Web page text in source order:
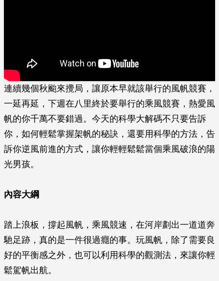
連續幾個秋颱來攪局，讓原本早就該舉行的風帆競賽，
一延再延，下週在八里終於要舉行的乘風競賽，熱愛風
帆的你千萬不要錯過。今天的科學大解碼不只要告訴
你，如何輕鬆掌握架帆的秘訣，還要用科學的方法，告
訴你逆風前進的方式，讓你輕輕鬆鬆當個乘風破浪的陽
光男孩。
內容大綱
踏上浪板，撐起風帆，乘風競速，在河岸劃出一道道奔
馳足跡，真的是一件很過癮的事。玩風帆，除了需要良
好的平衡感之外，也可以利用科學的觀測法，來讓你輕
鬆駕帆出航。